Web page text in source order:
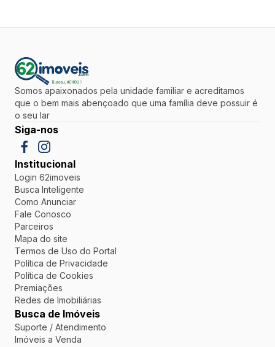
Somos apaixonados pela unidade familiar e acreditamos
que o bem mais abençoado que uma família deve possuir é
o seu lar
Siga-nos
Institucional
Login 62imoveis
Busca Inteligente
Como Anunciar
Fale Conosco
Parceiros
Mapa do site
Termos de Uso do Portal
Política de Privacidade
Política de Cookies
Premiações
Redes de Imobiliárias
Busca de Imóveis
Suporte / Atendimento
Imóveis a Venda